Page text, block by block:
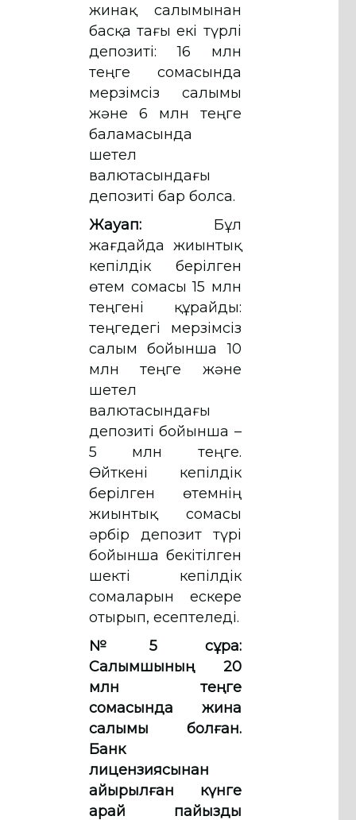
жинақ салымынан
басқа тағы екі түрлі
депозиті: 16 млн
теңге сомасында
мерзімсіз салымы
және 6 млн теңге
баламасында
шетел
валютасындағы
депозиті бар болса.
Жауап: Бұл
жағдайда жиынтық
кепілдік берілген
өтем сомасы 15 млн
теңгені құрайды:
теңгедегі мерзімсіз
салым бойынша 10
млн теңге және
шетел
валютасындағы
депозиті бойынша –
5 млн теңге.
Өйткені кепілдік
берілген өтемнің
жиынтық сомасы
әрбір депозит түрі
бойынша бекітілген
шекті кепілдік
сомаларын ескере
отырып, есептеледі.
№5 сұрақ:
Салымшының 20
млн теңге
сомасында жинақ
салымы болған.
Банк
лицензиясынан
айырылған күнге
қарай пайыздық